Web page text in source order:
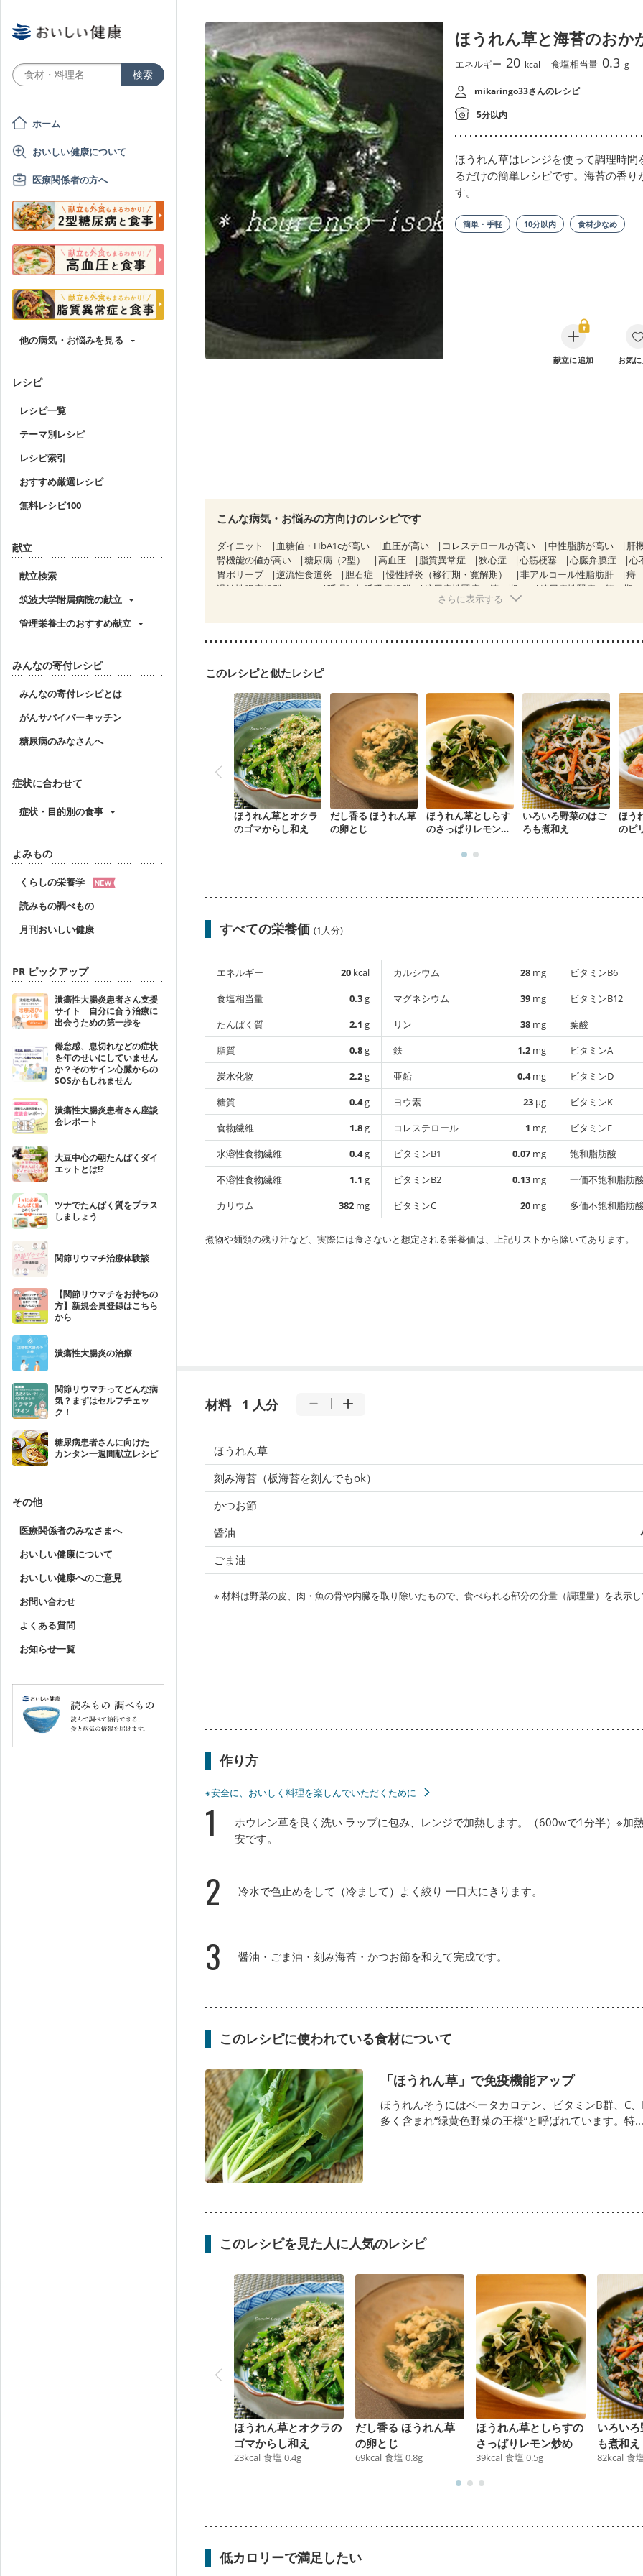
ホーム
おいしい健康について
医療関係者の方へ
他の病気・お悩みを見る
レシピ
レシピ一覧
テーマ別レシピ
レシピ索引
おすすめ厳選レシピ
無料レシピ100
献立
献立検索
筑波大学附属病院の献立
管理栄養士のおすすめ献立
みんなの寄付レシピ
みんなの寄付レシピとは
がんサバイバーキッチン
糖尿病のみなさんへ
症状に合わせて
症状・目的別の食事
よみもの
くらしの栄養学
読みもの調べもの
月刊おいしい健康
PR ピックアップ
潰瘍性大腸炎患者さん支援
サイト 自分に合う治療に
出会うための第一歩を
倦怠感、息切れなどの症状
を年のせいにしていません
か？そのサイン心臓からの
SOSかもしれません
潰瘍性大腸炎患者さん座談
会レポート
大豆中心の朝たんぱくダイ
エットとは!?
ツナでたんぱく質をプラス
しましょう
関節リウマチ治療体験談
【関節リウマチをお持ちの
方】新規会員登録はこちら
から
潰瘍性大腸炎の治療
関節リウマチってどんな病
気？まずはセルフチェッ
ク！
糖尿病患者さんに向けた
カンタン一週間献立レシピ
その他
医療関係者のみなさまへ
おいしい健康について
おいしい健康へのご意見
お問い合わせ
よくある質問
お知らせ一覧
ほうれん草と海苔のおか
エネルギー 20 kcal 食塩相当量 0.3 g
mikaringo33さんのレシピ
5分以内
ほうれん草はレンジを使って調理時間
るだけの簡単レシピです。海苔の香り
す。
簡単・手軽 10分以内 食材少なめ
献立に追加 お気
こんな病気・お悩みの方向けのレシピです
ダイエット 血糖値・HbA1cが高い 血圧が高い コレステロールが高い 中性脂肪が高い
肝
腎機能の値が高い
糖尿病（2型） 高血圧 脂質異常症 狭心症 心筋梗塞 心臓弁膜症
心
胃ポリープ
逆流性食道炎 胆石症 慢性膵炎（移行期・寛解期） 非アルコール性脂肪肝 痔
過敏性腸症候群（IBS）
睡眠時無呼吸症候群 糖尿病性腎症（第１期）
糖尿病性腎症（第２期）
CKD（ステージ２）
大腸がん治療を終えた方・経過観察中の方
大腸がん（抗がん剤治療中）
大腸がん（放射線治療
妊婦健診・血糖値が気になる（初期）
貧血対策
ニキビ・肌荒れ 妊活中
さらに表示する
このレシピと似たレシピ
ほうれん草とオクラ
のゴマからし和え
だし香る ほうれん草
の卵とじ
ほうれん草としらす
のさっぱりレモン炒
いろいろ野菜のはご
ろも煮和え
ほう
のピ
すべての栄養価 (1人分)
エネルギー 20 kcal
食塩相当量
0.3g
たんぱく質
2.1 g
脂質
0.8g
炭水化物
2.2g
糖質
0.4g
食物繊維
1.8g
水溶性食物繊維
0.4g
不溶性食物繊維
1.1 g
カリウム
382 mg
カルシウム 28 mg
マグネシウム
39 mg
リン
38 mg
鉄
1.2 mg
亜鉛
0.4mg
ヨウ素
23 µg
コレステロール
1 mg
ビタミンB1
0.07 mg
ビタミンB2
0.13 mg
ビタミンC
20 mg
ビタミンB6
ビタミンB12
葉酸
ビタミンA
ビタミンD
ビタミンK
ビタミンE
飽和脂肪酸
一価不飽和脂肪酸
多価不飽和脂肪酸
煮物や麺類の残り汁など、実際には食さないと想定される栄養価は、上記リストから除いてあります。
材料 1 人分
ほうれん草
刻み海苔（板海苔を刻んでもok）
かつお節
醤油
ごま油
※ 材料は野菜の皮、肉・魚の骨や内臓を取り除いたもので、食べられる部分の分量（調理量）を表示し
作り方
※安全に、おいしく料理を楽しんでいただくために
1
ホウレン草を良く洗い ラップに包み、レンジで加熱します。（600wで1分半）※加
安です。
2 冷水で色止めをして（冷まして）よく絞り 一口大にきります。
3 醤油・ごま油・刻み海苔・かつお節を和えて完成です。
このレシピに使われている食材について
「ほうれん草」で免疫機能アップ
ほうれんそうにはベータカロテン、ビタミンB群、C
多く含まれ“緑黄色野菜の王様”と呼ばれています。特...
このレシピを見た人に人気のレシピ
ほうれん草とオクラの
ゴマからし和え
23kcal 食塩 0.4g
だし香る ほうれん草
の卵とじ
69kcal 食塩 0.8g
ほうれん草としらすの
さっぱりレモン炒め
39kcal 食塩 0.5g
いろい
も煮和え
82kcal 食
低カロリーで満足したい